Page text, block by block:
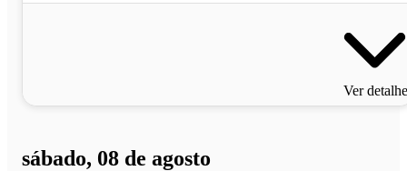
Ver
sábado, 08 de agosto